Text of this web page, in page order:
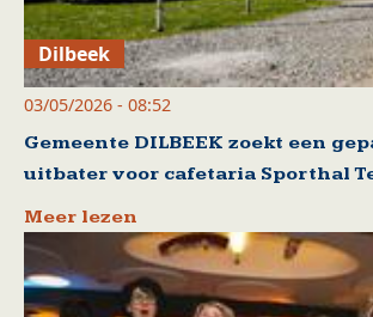
Dilbeek
03/05/2026 - 08:52
Gemeente DILBEEK zoekt een
uitbater voor cafetaria Sporthal
Meer lezen